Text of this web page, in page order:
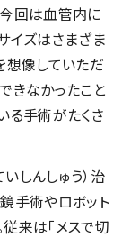
回は血管内に
イズはさまざま
想像していただ
きなかったこと
る手術がたくさ
しんしゅう）治
手術やロボット
来は｢メスで切